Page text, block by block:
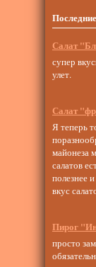
Салат
супер
улет.
Салат
Я теперь
майонеза
салатов
полезнее
вкус
Пирог
просто